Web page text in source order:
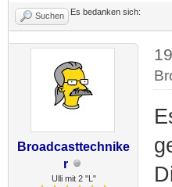
Suchen Es bedanken sich:
Broadcasttechnike
r
Ulli mit 2 "L"